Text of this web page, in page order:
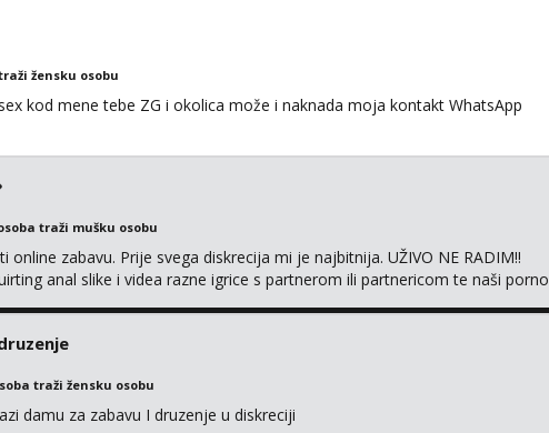
žensku osobu
kod mene tebe ZG i okolica može i naknada moja kontakt WhatsApp
traži mušku osobu
online zabavu. Prije svega diskrecija mi je najbitnija. UŽIVO NE RADIM!!
anal slike i videa razne igrice s partnerom ili partnericom te naši porno
traži žensku osobu
damu za zabavu I druzenje u diskreciji